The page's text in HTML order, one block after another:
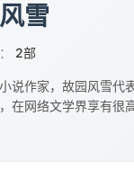
雪
2部
说作家，故园风雪代
在网络文学界享有很